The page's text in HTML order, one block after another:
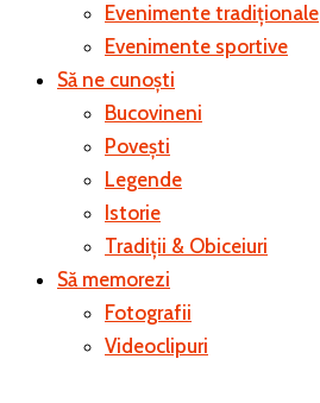
Evenimente tradiționale
Evenimente sportive
Să ne cunoști
Bucovineni
Povești
Legende
Istorie
Tradiții & Obiceiuri
Să memorezi
Fotografii
Videoclipuri